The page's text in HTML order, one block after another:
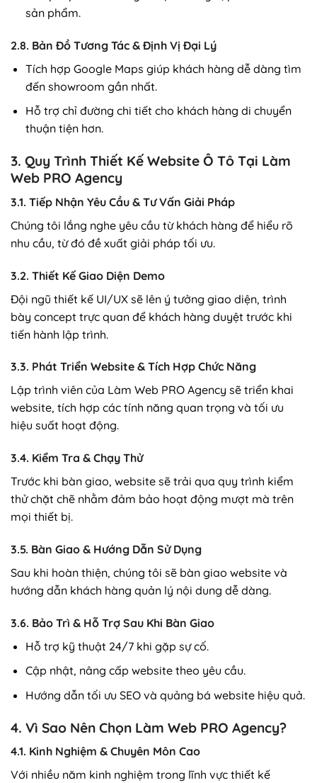
sản phẩm.
2.8. Bản Đồ Tương Tác & Định Vị Đại Lý
Tích hợp Google Maps giúp khách hàng dễ dàng tìm
đến showroom gần nhất.
Hỗ trợ chỉ đường chi tiết cho khách hàng di chuyển
thuận tiện hơn.
3. Quy Trình Thiết Kế Website Ô Tô Tại Làm
Web PRO Agency
3.1. Tiếp Nhận Yêu Cầu & Tư Vấn Giải Pháp
Chúng tôi lắng nghe yêu cầu từ khách hàng để hiểu rõ
nhu cầu, từ đó đề xuất giải pháp tối ưu.
3.2. Thiết Kế Giao Diện Demo
Đội ngũ thiết kế UI/UX sẽ lên ý tưởng giao diện, trình
bày concept trực quan để khách hàng duyệt trước khi
tiến hành lập trình.
3.3. Phát Triển Website & Tích Hợp Chức Năng
Lập trình viên của Làm Web PRO Agency sẽ triển khai
website, tích hợp các tính năng quan trọng và tối ưu
hiệu suất hoạt động.
3.4. Kiểm Tra & Chạy Thử
Trước khi bàn giao, website sẽ trải qua quy trình kiểm
thử chặt chẽ nhằm đảm bảo hoạt động mượt mà trên
mọi thiết bị.
3.5. Bàn Giao & Hướng Dẫn Sử Dụng
Sau khi hoàn thiện, chúng tôi sẽ bàn giao website và
hướng dẫn khách hàng quản lý nội dung dễ dàng.
3.6. Bảo Trì & Hỗ Trợ Sau Khi Bàn Giao
Hỗ trợ kỹ thuật 24/7 khi gặp sự cố.
Cập nhật, nâng cấp website theo yêu cầu.
Hướng dẫn tối ưu SEO và quảng bá website hiệu quả.
4. Vì Sao Nên Chọn Làm Web PRO Agency?
4.1. Kinh Nghiệm & Chuyên Môn Cao
Với nhiều năm kinh nghiệm trong lĩnh vực thiết kế